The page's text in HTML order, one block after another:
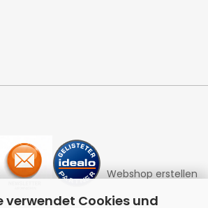
verwendet Cookies und
Webshop erstellen